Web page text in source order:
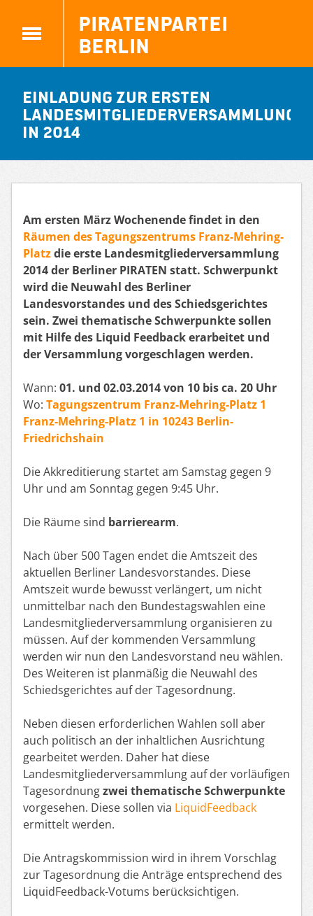
Piratenpartei
Berlin
Einladung zur ersten
Landesmitgliederversammlung
in 2014
Am ersten März Wochenende findet in den
Räumen des Tagungszentrums Franz-Mehring-
Platzdie erste Landesmitgliederversammlung
2014 der Berliner PIRATEN statt. Schwerpunkt
wird die Neuwahl des Berliner
Landesvorstandes und des Schiedsgerichtes
sein. Zwei thematische Schwerpunkte sollen
mit Hilfe des Liquid Feedback erarbeitet und
der Versammlung vorgeschlagen werden.
Wann: 01. und 02.03.2014 von 10 bis ca. 20 Uhr
Wo: Tagungszentrum Franz-Mehring-Platz 1
Franz-Mehring-Platz 1 in 10243 Berlin-
Friedrichshain
Die Akkreditierung startet am Samstag gegen 9
Uhr und am Sonntag gegen 9:45 Uhr.
Die Räume sind barrierearm.
Nach über 500 Tagen endet die Amtszeit des
aktuellen Berliner Landesvorstandes. Diese
Amtszeit wurde bewusst verlängert, um nicht
unmittelbar nach den Bundestagswahlen eine
Landesmitgliederversammlung organisieren zu
müssen. Auf der kommenden Versammlung
werden wir nun den Landesvorstand neu wählen.
Des Weiteren ist planmäßig die Neuwahl des
Schiedsgerichtes auf der Tagesordnung.
Neben diesen erforderlichen Wahlen soll aber
auch politisch an der inhaltlichen Ausrichtung
gearbeitet werden. Daher hat diese
Landesmitgliederversammlung auf der vorläufigen
Tagesordnungzwei thematische Schwerpunkte
vorgesehen. Diese sollen via LiquidFeedback
ermittelt werden.
Die Antragskommission wird in ihrem Vorschlag
zur Tagesordnung die Anträge entsprechend des
LiquidFeedback-Votums berücksichtigen.